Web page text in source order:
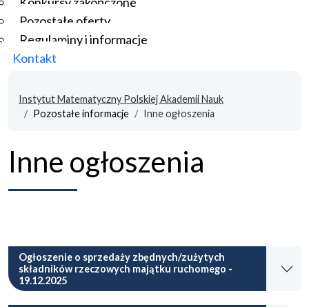
Pozostałe oferty
Regulaminy i informacje
Kontakt
Instytut Matematyczny Polskiej Akademii Nauk
Pozostałe informacje
Inne ogłoszenia
Inne ogłoszenia
Ogłoszenie o sprzedaży zbędnych/zużytych
składników rzeczowych majątku ruchomego -
19.12.2025